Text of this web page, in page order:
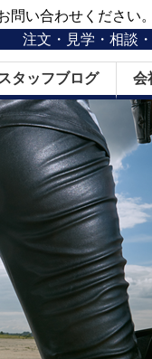
問い合わせください
注文・見学・相談
スタッフブログ 会